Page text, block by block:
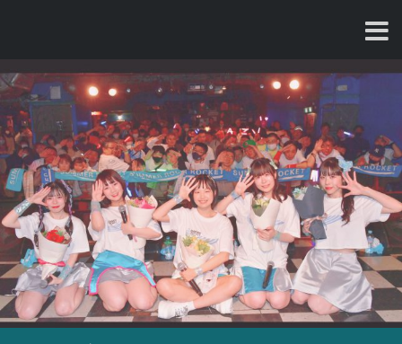
ン
ツ
へ
ス
キ
ッ
プ